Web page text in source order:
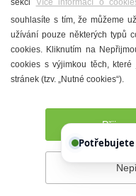
Městské
Prohlášení o
sekci Více informací o
souhlasíte s tím, že můžeme
užívání pouze některých typů
cookies. Kliknutím na
cookies s výjimkou těch,
stránek (tzv. „Nutné cookies“).
Potřebujete